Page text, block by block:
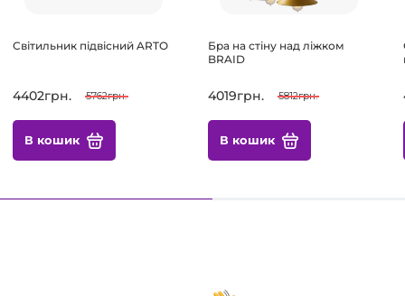
Світильник підвісний ARTO
4402грн. 5762грн.
В кошик
Бра на стіну над ліжком
BRAID
4019грн. 5812грн.
В кошик